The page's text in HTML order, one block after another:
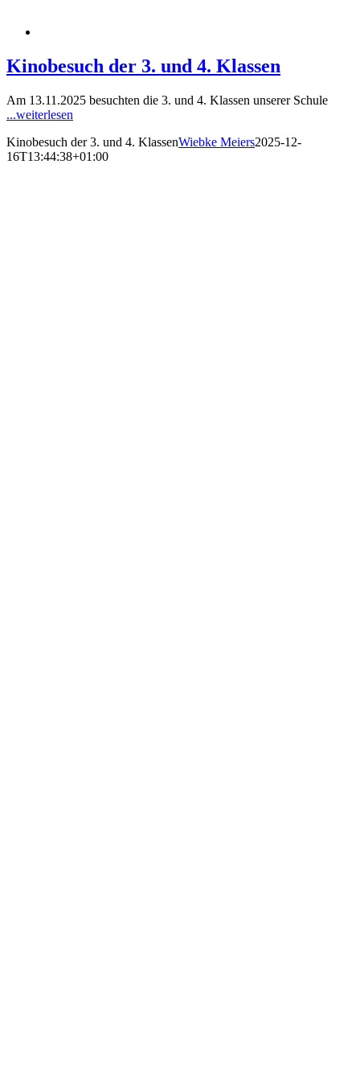
Kinobesuch der 3. und 4. Klassen
Am 13.11.2025 besuchten die 3. und 4. Klassen unserer Schule
...weiterlesen
Kinobesuch der 3. und 4. KlassenWiebke Meiers2025-12-
16T13:44:38+01:00